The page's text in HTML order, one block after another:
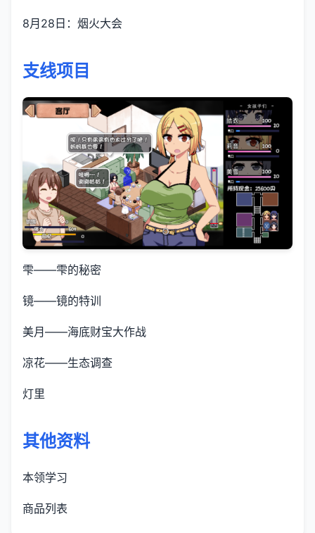
8月28日：烟火大会
支线项目
雫——雫的秘密
镜——镜的特训
美月——海底财宝大作战
凉花——生态调查
灯里
其他资料
本领学习
商品列表